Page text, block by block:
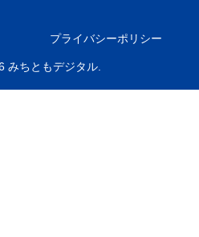
プライバシーポリシー
みちともデジタル.